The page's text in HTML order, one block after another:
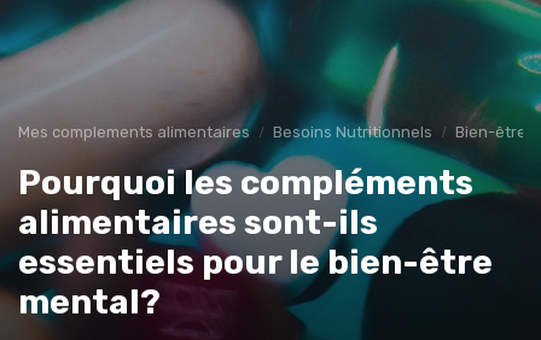
Mes complements alimentaires Besoins Nutritionnels Bien-être
Pourquoi les compléments
alimentaires sont-ils
essentiels pour le bien-être
mental?